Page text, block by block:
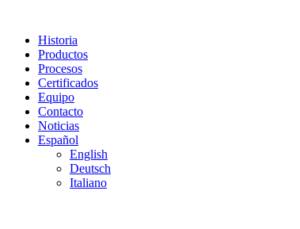
Historia
Productos
Procesos
Certificados
Equipo
Contacto
Noticias
Español
English
Deutsch
Italiano